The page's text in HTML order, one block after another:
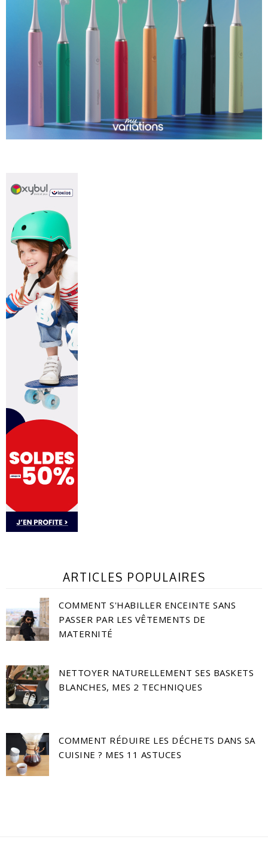
ARTICLES POPULAIRES
COMMENT S'HABILLER ENCEINTE SANS
PASSER PAR LES VÊTEMENTS DE
MATERNITÉ
NETTOYER NATURELLEMENT SES BASKETS
BLANCHES, MES 2 TECHNIQUES
COMMENT RÉDUIRE LES DÉCHETS DANS SA
CUISINE ? MES 11 ASTUCES